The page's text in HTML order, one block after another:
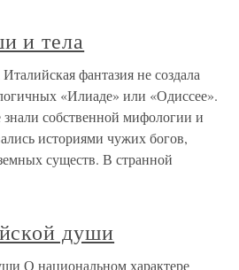
и тела
фантазия не создала
«Илиаде» или «Одиссее».
собственной мифологии и
историями чужих богов,
существ. В странной
души
О национальном характере